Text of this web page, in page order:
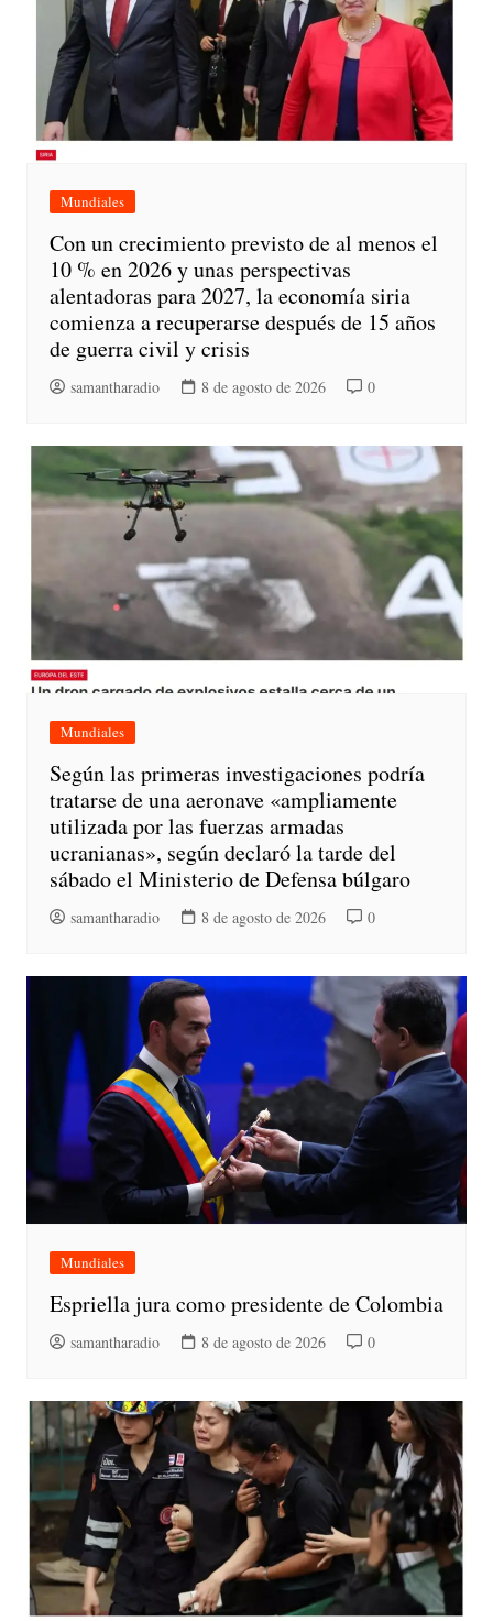
Mundiales
Con un crecimiento previsto de al menos el
10 % en 2026 y unas perspectivas
alentadoras para 2027, la economía siria
comienza a recuperarse después de 15 años
de guerra civil y crisis
samantharadio 8 de agosto de 2026 0
Mundiales
Según las primeras investigaciones podría
tratarse de una aeronave «ampliamente
utilizada por las fuerzas armadas
ucranianas», según declaró la tarde del
sábado el Ministerio de Defensa búlgaro
samantharadio 8 de agosto de 2026 0
Mundiales
Espriella jura como presidente de Colombia
samantharadio 8 de agosto de 2026 0